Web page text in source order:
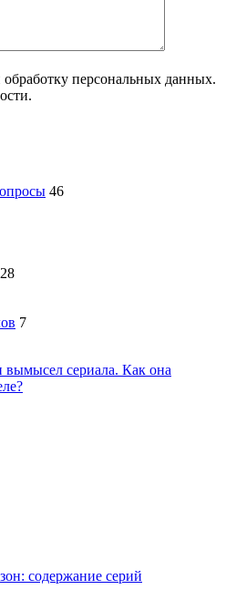
персональных данных.
46
7
вымысел сериала. Как она
содержание серий